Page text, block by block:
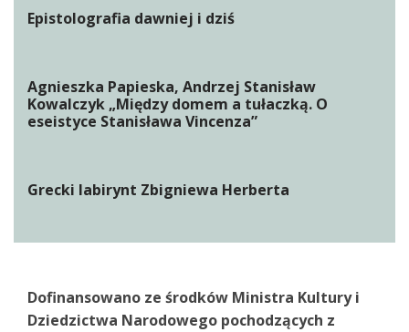
Epistolografia dawniej i dziś
Agnieszka Papieska, Andrzej Stanisław
Kowalczyk „Między domem a tułaczką. O
eseistyce Stanisława Vincenza”
Grecki labirynt Zbigniewa Herberta
Dofinansowano ze środków Ministra Kultury i
Dziedzictwa Narodowego pochodzących z